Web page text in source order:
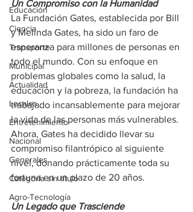
Educación
Ciencia
Transporte
Municipal
Actualidad
Locales
Entretenimiento
Nacional
Generales
Categoría sin título
Agro-Tecnología
Un Compromiso con la Humanidad
La Fundación Gates, establecida por Bill
y Melinda Gates, ha sido un faro de
esperanza para millones de personas en
todo el mundo. Con su enfoque en
problemas globales como la salud, la
educación y la pobreza, la fundación ha
trabajado incansablemente para mejorar
la vida de las personas más vulnerables.
Ahora, Gates ha decidido llevar su
compromiso filantrópico al siguiente
nivel, donando prácticamente toda su
fortuna en un plazo de 20 años.
Un Legado que Trasciende